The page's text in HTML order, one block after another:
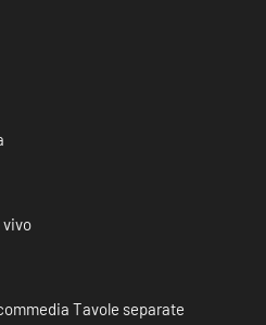
Tavole separate